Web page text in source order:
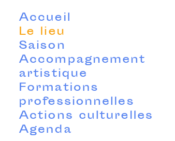
Accueil
Le lieu
Saison
Accompagnement
artistique
Formations
professionnelles
Actions culturelles
Agenda